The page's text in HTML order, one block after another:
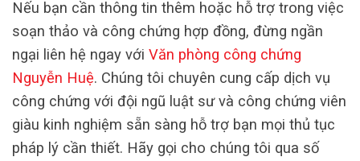
Nếu bạn cần thông tin thêm hoặc hỗ trợ trong việc
soạn thảo và công chứng hợp đồng, đừng ngần
ngại liên hệ ngay với Văn phòng công chứng
Nguyễn Huệ. Chúng tôi chuyên cung cấp dịch vụ
công chứng với đội ngũ luật sư và công chứng viên
giàu kinh nghiệm sẵn sàng hỗ trợ bạn mọi thủ tục
pháp lý cần thiết. Hãy gọi cho chúng tôi qua số